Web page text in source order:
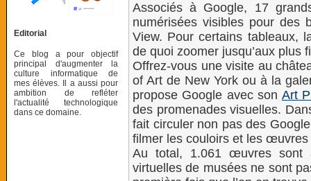
Editorial
Ce blog a pour objectif
principal d'augmenter la
culture informatique de
mes élèves. Il a aussi pour
ambition de refléter
l'actualité technologique
dans ce domaine.
Associés à Google, 17
numérisées visibles pour des
View. Pour certains tableaux,
de quoi zoomer jusqu’aux plus
Offrez-vous une visite au
of Art de New York ou à la
propose Google avec son Art
des promenades visuelles.
fait circuler non pas des
filmer les couloirs et les œuvres
Au total, 1.061 œuvres sont
virtuelles de musées ne sont